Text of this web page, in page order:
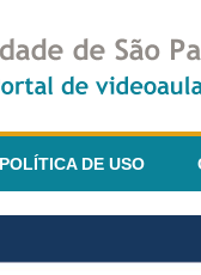
POLÍTICA DE USO